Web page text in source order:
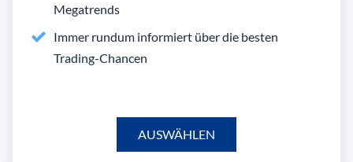
Megatrends
Immer rundum informiert über die besten
Trading-Chancen
AUSWÄHLEN